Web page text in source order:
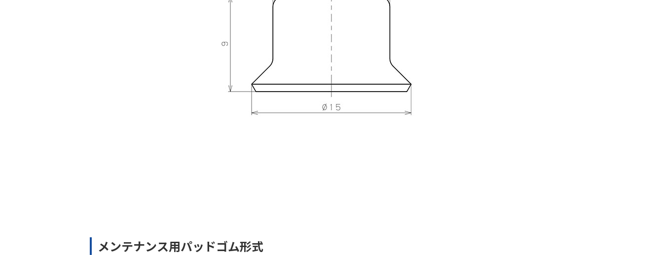
メンテナンス用パッドゴム形式